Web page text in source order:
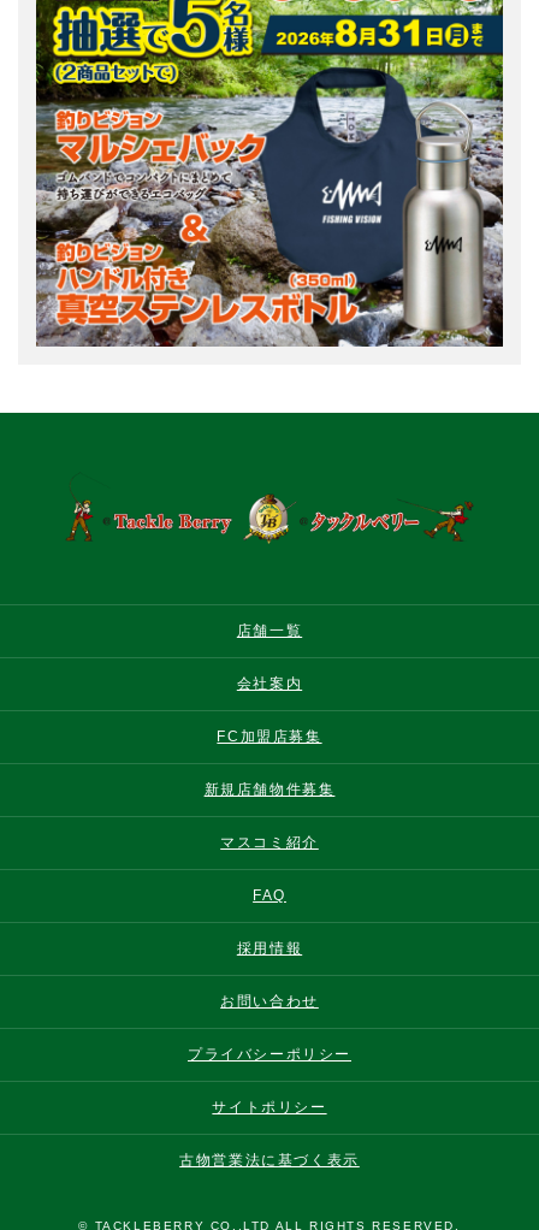
店舗一覧
会社案内
FC加盟店募集
新規店舗物件募集
マスコミ紹介
FAQ
採用情報
お問い合わせ
プライバシーポリシー
サイトポリシー
古物営業法に基づく表示
© TACKLEBERRY CO.,LTD ALL RIGHTS RESERVED.